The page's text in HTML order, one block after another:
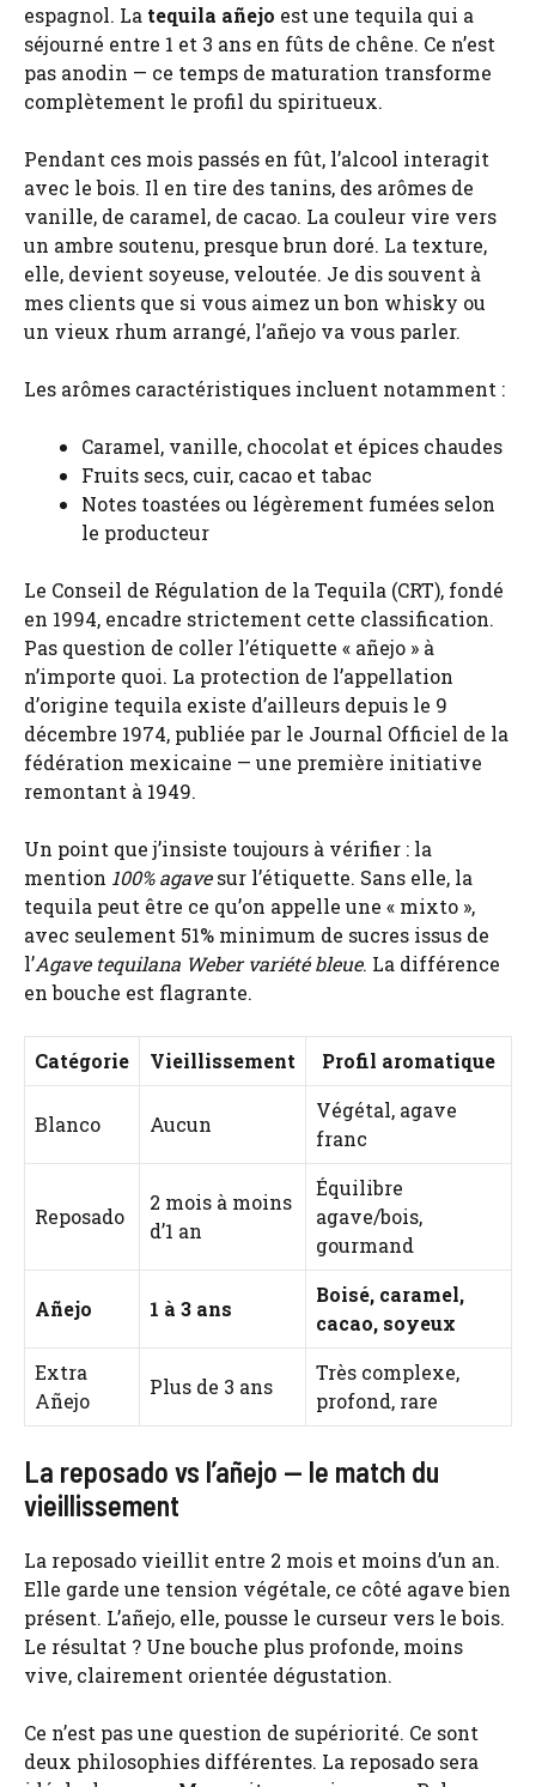
espagnol. La tequila añejo est une tequila qui a
séjourné entre 1 et 3 ans en fûts de chêne. Ce n’est
pas anodin — ce temps de maturation transforme
complètement le profil du spiritueux.
Pendant ces mois passés en fût, l’alcool interagit
avec le bois. Il en tire des tanins, des arômes de
vanille, de caramel, de cacao. La couleur vire vers
un ambre soutenu, presque brun doré. La texture,
elle, devient soyeuse, veloutée. Je dis souvent à
mes clients que si vous aimez un bon whisky ou
un vieux rhum arrangé, l’añejo va vous parler.
Les arômes caractéristiques incluent notamment :
Caramel, vanille, chocolat et épices chaudes
Fruits secs, cuir, cacao et tabac
Notes toastées ou légèrement fumées selon
le producteur
Le Conseil de Régulation de la Tequila (CRT), fondé
en 1994, encadre strictement cette classification.
Pas question de coller l’étiquette « añejo » à
n’importe quoi. La protection de l’appellation
d’origine tequila existe d’ailleurs depuis le 9
décembre 1974, publiée par le Journal Officiel de la
fédération mexicaine — une première initiative
remontant à 1949.
Un point que j’insiste toujours à vérifier : la
mention 100% agavesur l’étiquette. Sans elle, la
tequila peut être ce qu’on appelle une « mixto »,
avec seulement 51% minimum de sucres issus de
l’Agave tequilana Weber variété bleue. La différence
en bouche est flagrante.
Catégorie Vieillissement Profil aromatique
Blanco Aucun
Végétal, agave
franc
Reposado
2 mois à moins
d’1 an
Équilibre
agave/bois,
gourmand
Añejo 1 à 3 ans
Boisé, caramel,
cacao, soyeux
Extra
Añejo
Plus de 3 ans
Très complexe,
profond, rare
La reposado vs l’añejo — le match du
vieillissement
La reposado vieillit entre 2 mois et moins d’un an.
Elle garde une tension végétale, ce côté agave bien
présent. L’añejo, elle, pousse le curseur vers le bois.
Le résultat ? Une bouche plus profonde, moins
vive, clairement orientée dégustation.
Ce n’est pas une question de supériorité. Ce sont
deux philosophies différentes. La reposado sera